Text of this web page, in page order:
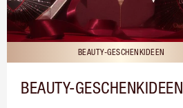
BEAUTY-GESCHENKIDEEN
BEAUTY-GESCHENKIDEEN